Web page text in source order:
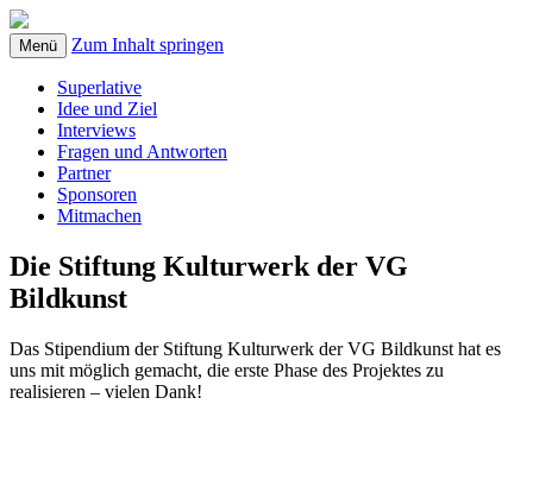
Menü Zum Inhalt springen
Superlative
Idee und Ziel
Interviews
Fragen und Antworten
Partner
Sponsoren
Mitmachen
Die Stiftung Kulturwerk der VG
Bildkunst
Das Stipendium der Stiftung Kulturwerk der VG Bildkunst hat es
uns mit möglich gemacht, die erste Phase des Projektes zu
realisieren – vielen Dank!